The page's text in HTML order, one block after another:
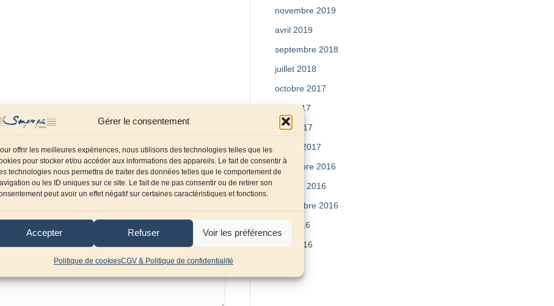
Gérer le consentement
offrir les meilleures expériences, nous utilisons des technologies telles que les
pour stocker et/ou accéder aux informations des appareils. Le fait de consentir à
technologies nous permettra de traiter des données telles que le comportement de
ou les ID uniques sur ce site. Le fait de ne pas consentir ou de retirer son
peut avoir un effet négatif sur certaines caractéristiques et fonctions.
Accepter Refuser Voir les préférences
Politique de cookiesCGV & Politique de confidentialité
novembre 2019
avril 2019
septembre 2018
juillet 2018
octobre 2017
mai 2017
avril 2017
février 2017
décembre 2016
octobre 2016
septembre 2016
juin 2016
avril 2016